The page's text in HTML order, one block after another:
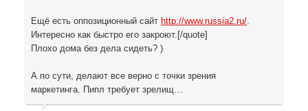
Ещё есть оппозиционный сайт http://www.russia2.ru/.
Интересно как быстро его закроют.[/quote]
Плохо дома без дела сидеть? )
А по сути, делают все верно с точки зрения
маркетинга. Пипл требует зрелищ…